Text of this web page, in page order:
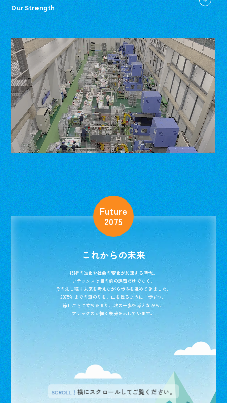
Our Strength
Future
2075
これからの未来
技術の進化や社会の変化が加速する時代。
アテックスは目の前の課題だけでなく、
その先に続く未来を考えながら歩みを進めてきました。
2075年までの道のりを、山を登るように一歩ずつ。
節目ごとに立ち止まり、次の一歩を考えながら、
アテックスが描く未来を示しています。
SCROLL！横にスクロールしてご覧ください。